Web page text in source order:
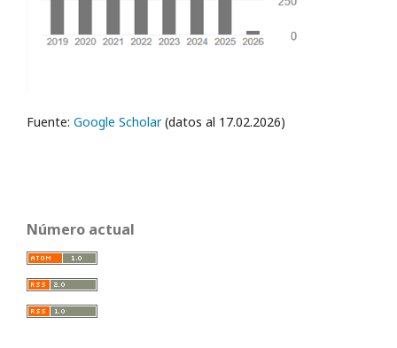
Fuente: Google Scholar(datos al 17.02.2026)
Número actual